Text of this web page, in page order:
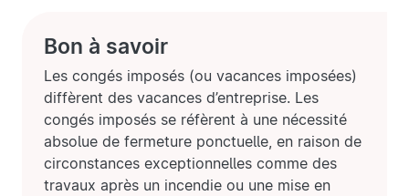
Bon à savoir
Les congés imposés (ou vacances imposées)
diffèrent des vacances d’entreprise. Les
congés imposés se réfèrent à une nécessité
absolue de fermeture ponctuelle, en raison de
circonstances exceptionnelles comme des
travaux après un incendie ou une mise en